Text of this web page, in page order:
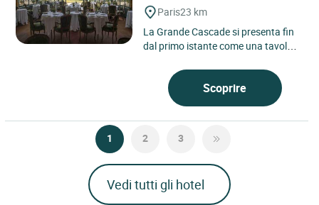
Paris23 km
La Grande Cascade si presenta fin
dal primo istante come una tavola a
Teritoria La Grande...
Scoprire
1 2 3
Vedi tutti gli hotel